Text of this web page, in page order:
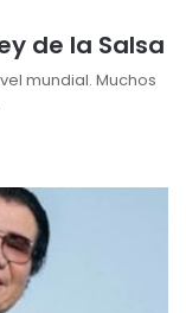
de la Salsa
mundial. Muchos